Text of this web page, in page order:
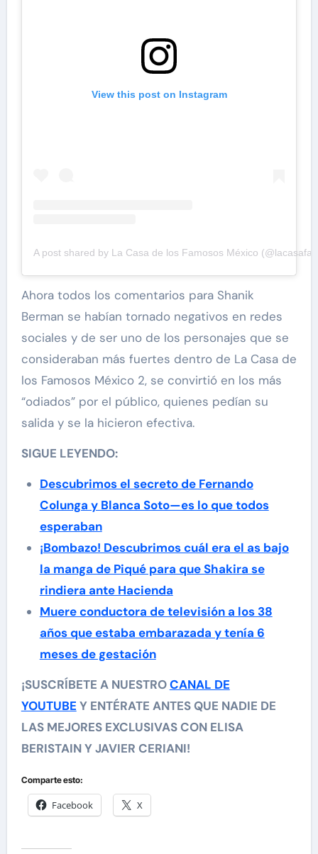
View this post on Instagram
A post shared by La Casa de los Famosos México
Ahora todos los comentarios para Shanik
Berman se habían tornado negativos en redes
sociales y de ser uno de los personajes que se
consideraban más fuertes dentro de La Casa de
los Famosos México 2, se convirtió en los más
“odiados” por el público, quienes pedían su
salida y se la hicieron efectiva.
SIGUE LEYENDO:
Descubrimos el secreto de Fernando
Colunga y Blanca Soto—es lo que todos
esperaban
¡Bombazo! Descubrimos cuál era el as bajo
la manga de Piqué para que Shakira se
rindiera ante Hacienda
Muere conductora de televisión a los 38
años que estaba embarazada y tenía 6
meses de gestación
¡SUSCRÍBETE A NUESTROCANAL DE
YOUTUBE Y ENTÉRATE ANTES QUE NADIE DE
LAS MEJORES EXCLUSIVAS CON ELISA
BERISTAIN Y JAVIER CERIANI!
Comparte esto:
Facebook X